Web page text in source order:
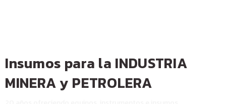
Insumos para la INDUSTRIA
MINERA y PETROLERA